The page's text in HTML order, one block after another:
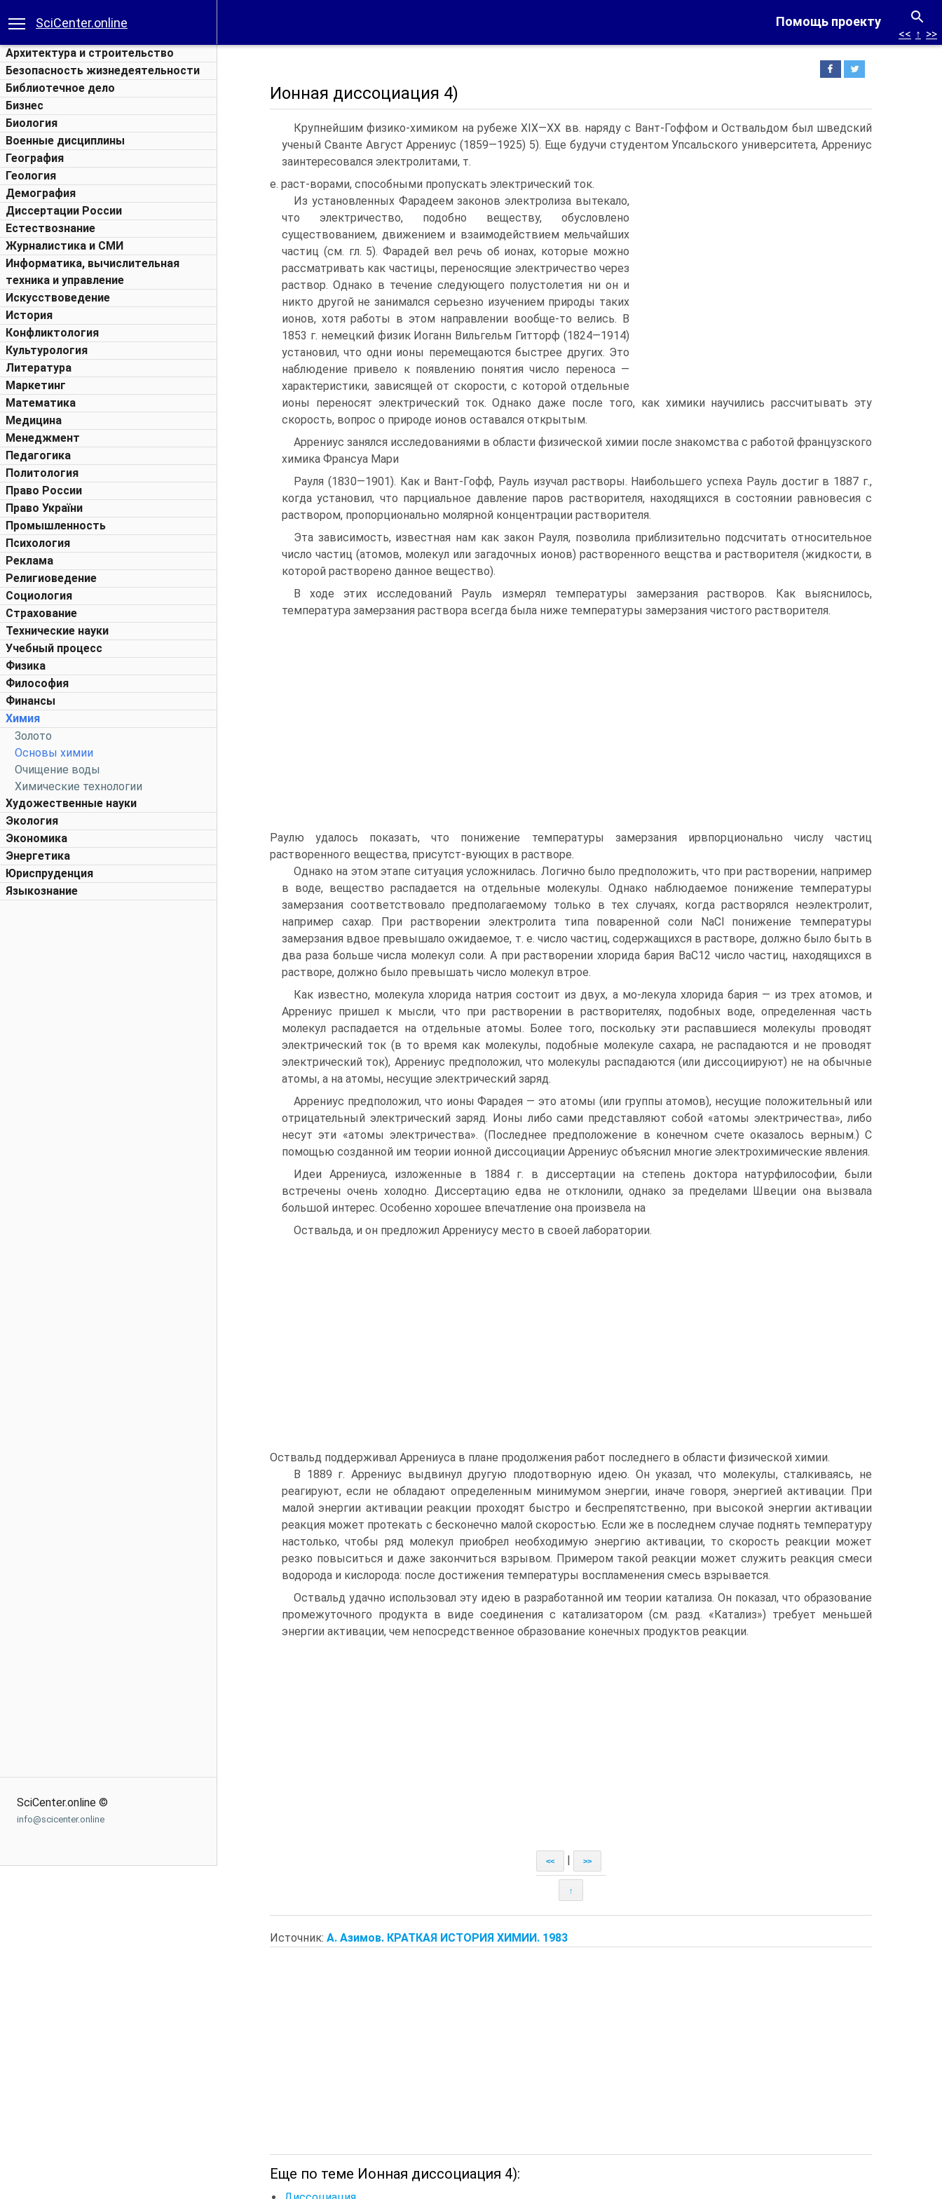
Помощь проекту
SciCenter.online
Архитектура и строительство
Безопасность жизнедеятельности
Библиотечное дело
Бизнес
Биология
Военные дисциплины
География
Геология
Демография
Диссертации России
Естествознание
Журналистика и СМИ
Информатика, вычислительная
техника и управление
Искусствоведение
История
Конфликтология
Культурология
Литература
Маркетинг
Математика
Медицина
Менеджмент
Педагогика
Политология
Право России
Право України
Промышленность
Психология
Реклама
Религиоведение
Социология
Страхование
Технические науки
Учебный процесс
Физика
Философия
Финансы
Химия
Золото
Основы химии
Очищение воды
Химические технологии
Художественные науки
Экология
Экономика
Энергетика
Юриспруденция
Языкознание
SciCenter.online ©
info@scicenter.online
<< ↑ >>
Ионная диссоциация 4)
Крупнейшим физико-химиком на рубеже XIX—XX вв. наряду с Вант-Гоффом и Оствальдом был шведский
ученый Сванте Август Аррениус (1859—1925) 5). Еще будучи студентом Упсальского университета, Аррениус
заинтересовался электролитами, т.
е. раст-ворами, способными пропускать электрический ток.
Из установленных Фарадеем законов электролиза вытекало,
что электричество, подобно веществу, обусловлено
существованием, движением и взаимодействием мельчайших
частиц (см. гл. 5). Фарадей вел речь об ионах, которые можно
рассматривать как частицы, переносящие электричество через
раствор. Однако в течение следующего полустолетия ни он и
никто другой не занимался серьезно изучением природы таких
ионов, хотя работы в этом направлении вообще-то велись. В
1853 г. немецкий физик Иоганн Вильгельм Гитторф (1824—1914)
установил, что одни ионы перемещаются быстрее других. Это
наблюдение привело к появлению понятия число переноса —
характеристики, зависящей от скорости, с которой отдельные
ионы переносят электрический ток. Однако даже после того, как химики научились рассчитывать эту
скорость, вопрос о природе ионов оставался открытым.
Аррениус занялся исследованиями в области физической химии после знакомства с работой французского
химика Франсуа Мари
Рауля (1830—1901). Как и Вант-Гофф, Рауль изучал растворы. Наибольшего успеха Рауль достиг в 1887 г.,
когда установил, что парциальное давление паров растворителя, находящихся в состоянии равновесия с
раствором, пропорционально молярной концентрации растворителя.
Эта зависимость, известная нам как закон Рауля, позволила приблизительно подсчитать относительное
число частиц (атомов, молекул или загадочных ионов) растворенного вещства и растворителя (жидкости, в
которой растворено данное вещество).
В ходе этих исследований Рауль измерял температуры замерзания растворов. Как выяснилось,
температура замерзания раствора всегда была ниже температуры замерзания чистого растворителя.
Раулю удалось показать, что понижение температуры замерзания ирвпорционально числу частиц
растворенного вещества, присутст-вующих в растворе.
Однако на этом этапе ситуация усложнилась. Логично было предположить, что при растворении, например
в воде, вещество распадается на отдельные молекулы. Однако наблюдаемое понижение температуры
замерзания соответствовало предполагаемому только в тех случаях, когда растворялся неэлектролит,
например сахар. При растворении электролита типа поваренной соли NaCl понижение температуры
замерзания вдвое превышало ожидаемое, т. е. число частиц, содержащихся в растворе, должно было быть в
два раза больше числа молекул соли. А при растворении хлорида бария ВаС12 число частиц, находящихся в
растворе, должно было превышать число молекул втрое.
Как известно, молекула хлорида натрия состоит из двух, а мо-лекула хлорида бария — из трех атомов, и
Аррениус пришел к мысли, что при растворении в растворителях, подобных воде, определенная часть
молекул распадается на отдельные атомы. Более того, поскольку эти распавшиеся молекулы проводят
электрический ток (в то время как молекулы, подобные молекуле сахара, не распадаются и не проводят
электрический ток), Аррениус предположил, что молекулы распадаются (или диссоциируют) не на обычные
атомы, а на атомы, несущие электрический заряд.
Аррениус предположил, что ионы Фарадея — это атомы (или группы атомов), несущие положительный или
отрицательный электрический заряд. Ионы либо сами представляют собой «атомы электричества», либо
несут эти «атомы электричества». (Последнее предположение в конечном счете оказалось верным.) С
помощью созданной им теории ионной диссоциации Аррениус объяснил многие электрохимические явления.
Идеи Аррениуса, изложенные в 1884 г. в диссертации на степень доктора натурфилософии, были
встречены очень холодно. Диссертацию едва не отклонили, однако за пределами Швеции она вызвала
большой интерес. Особенно хорошее впечатление она произвела на
Оствальда, и он предложил Аррениусу место в своей лаборатории.
Оствальд поддерживал Аррениуса в плане продолжения работ последнего в области физической химии.
В 1889 г. Аррениус выдвинул другую плодотворную идею. Он указал, что молекулы, сталкиваясь, не
реагируют, если не обладают определенным минимумом энергии, иначе говоря, энергией активации. При
малой энергии активации реакции проходят быстро и беспрепятственно, при высокой энергии активации
реакция может протекать с бесконечно малой скоростью. Если же в последнем случае поднять температуру
настолько, чтобы ряд молекул приобрел необходимую энергию активации, то скорость реакции может
резко повыситься и даже закончиться взрывом. Примером такой реакции может служить реакция смеси
водорода и кислорода: после достижения температуры воспламенения смесь взрывается.
Оствальд удачно использовал эту идею в разработанной им теории катализа. Он показал, что образование
промежуточного продукта в виде соединения с катализатором (см. разд. «Катализ») требует меньшей
энергии активации, чем непосредственное образование конечных продуктов реакции.
<< >>
↑
Источник: А. Азимов. КРАТКАЯ ИСТОРИЯ ХИМИИ. 1983
Еще по теме Ионная диссоциация 4):